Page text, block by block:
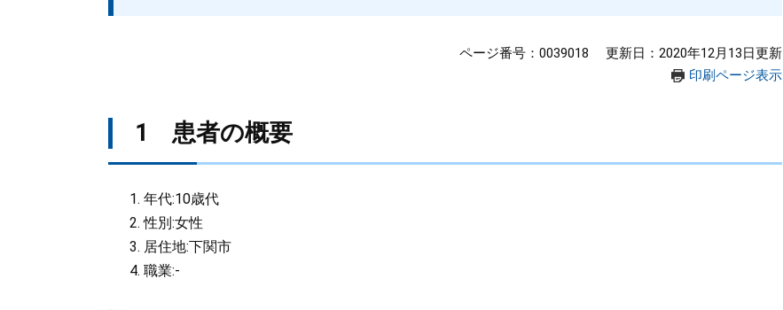
ページ番号：0039018
更新日：2020年12月13日更新
印刷ページ表示
1 患者の概要
年代:10歳代
性別:女性
居住地:下関市
職業:-